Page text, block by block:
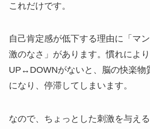
これだけです。
自己肯定感が低下する理由に「マ
激のなさ」があります。慣れによ
UP↔️DOWNがないと、脳の快楽物
になり、停滞してしまいます。
なので、ちょっとした刺激を与え